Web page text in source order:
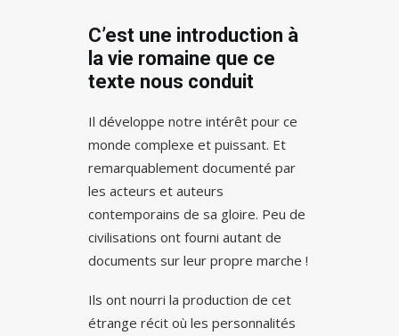
C’est une introduction à
la vie romaine que ce
texte nous conduit
Il développe notre intérêt pour ce
monde complexe et puissant. Et
remarquablement documenté par
les acteurs et auteurs
contemporains de sa gloire. Peu de
civilisations ont fourni autant de
documents sur leur propre marche !
Ils ont nourri la production de cet
étrange récit où les personnalités